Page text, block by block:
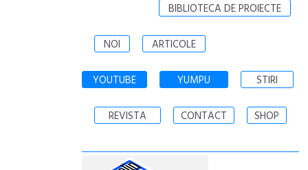
BIBLIOTECA DE PROIECTE
NOI ARTICOLE
YOUTUBE YUMPU STIRI
REVISTA CONTACT SHOP